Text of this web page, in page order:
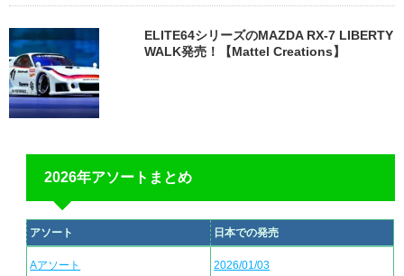
ELITE64シリーズのMAZDA RX-7 LIBERTY
WALK発売！【Mattel Creations】
2026年アソートまとめ
アソート 日本での発売
Aアソート 2026/01/03